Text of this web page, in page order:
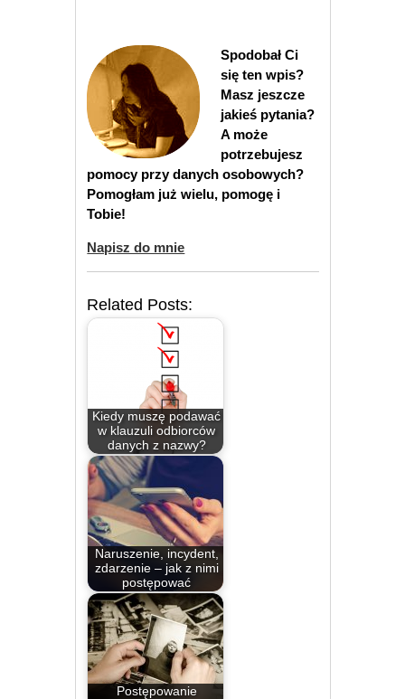
Spodobał Ci
się ten wpis?
Masz jeszcze
jakieś pytania?
A może
potrzebujesz
pomocy przy danych osobowych?
Pomogłam już wielu, pomogę i
Tobie!
Napisz do mnie
Related Posts:
Kiedy muszę podawać
w klauzuli odbiorców
danych z nazwy?
Naruszenie, incydent,
zdarzenie – jak z nimi
postępować
Postępowanie